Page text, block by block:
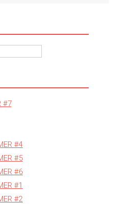
#7
#4
#5
#6
#1
#2